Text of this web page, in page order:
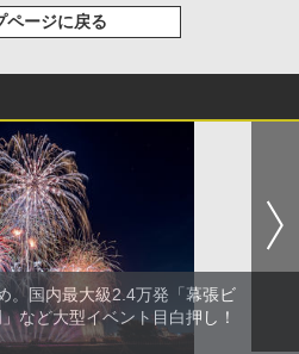
ページに戻る
。国内最大級2.4万発「幕張ビ
など大型イベント目白押し！